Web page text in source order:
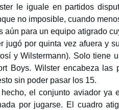
le iguale en partidos
no imposible, cuando
aún para un equipo atigrado
jugó por quinta vez afuera y
y Wilstermann). Solo tiene
Boys. Wilster encabeza las
sin poder pasar los 15.
el conjunto aviador ya
por jugarse. El cuadro